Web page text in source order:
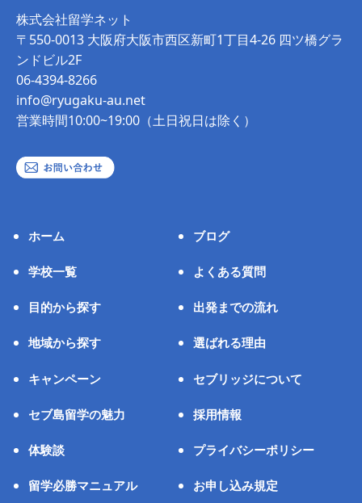
株式会社留学ネット
〒550-0013 大阪府大阪市西区新町1丁目4-26 四ツ橋グラ
ンドビル2F
06-4394-8266
info@ryugaku-au.net
営業時間10:00~19:00（土日祝日は除く）
ホーム
学校一覧
目的から探す
地域から探す
キャンペーン
セブ島留学の魅力
体験談
留学必勝マニュアル
ブログ
よくある質問
出発までの流れ
選ばれる理由
セブリッジについて
採用情報
プライバシーポリシー
お申し込み規定